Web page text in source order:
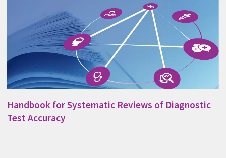
Handbook for Systematic Reviews of Diagnostic
Test Accuracy